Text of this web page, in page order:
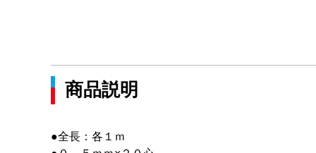
商品説明
●全長：各１ｍ